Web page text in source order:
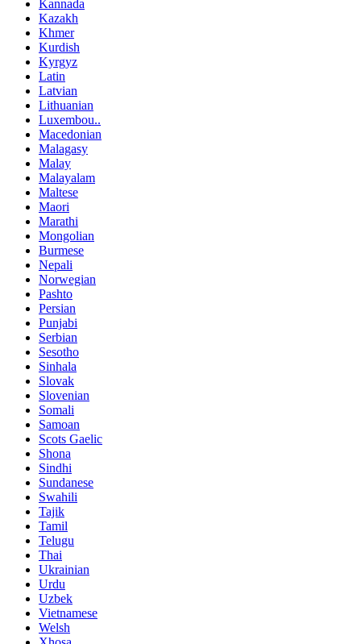
Kannada
Kazakh
Khmer
Kurdish
Kyrgyz
Latin
Latvian
Lithuanian
Luxembou..
Macedonian
Malagasy
Malay
Malayalam
Maltese
Maori
Marathi
Mongolian
Burmese
Nepali
Norwegian
Pashto
Persian
Punjabi
Serbian
Sesotho
Sinhala
Slovak
Slovenian
Somali
Samoan
Scots Gaelic
Shona
Sindhi
Sundanese
Swahili
Tajik
Tamil
Telugu
Thai
Ukrainian
Urdu
Uzbek
Vietnamese
Welsh